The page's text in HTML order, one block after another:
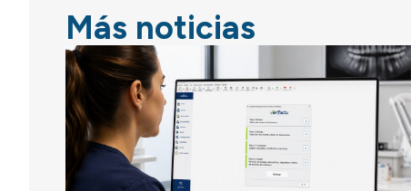
Más noticias